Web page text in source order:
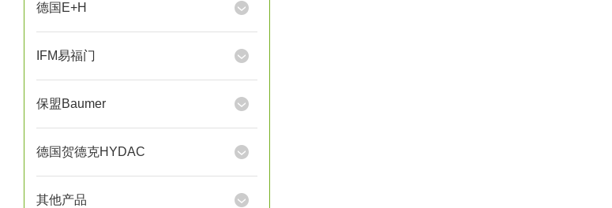
德国E+H
IFM易福门
保盟Baumer
德国贺德克HYDAC
其他产品